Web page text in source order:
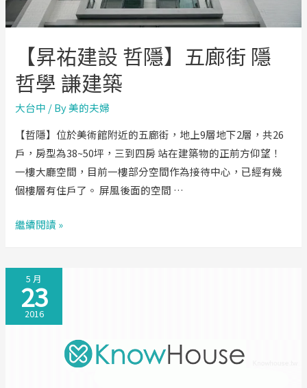
梯
豪
【昇祐建設 哲隱】五廊街 隱
哲學 謙建築
大台中 / By美的夫婦
【哲隱】位於美術館附近的五廊街，地上9層地下2層，共26
戶，房型為38~50坪，三到四房 站在建築物的正前方仰望！
一樓大廳空間，目前一樓部分空間作為接待中心，已經有幾
個樓層有住戶了。 屏風後面的空間 …
【昇
哲
隱】
繼續閱讀 »
5 月
23
2016